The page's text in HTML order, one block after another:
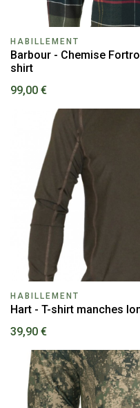
HABILLEMENT
Barbour - Chemise
shirt
99,00 €
HABILLEMENT
Hart - T-shirt manches
39,90 €